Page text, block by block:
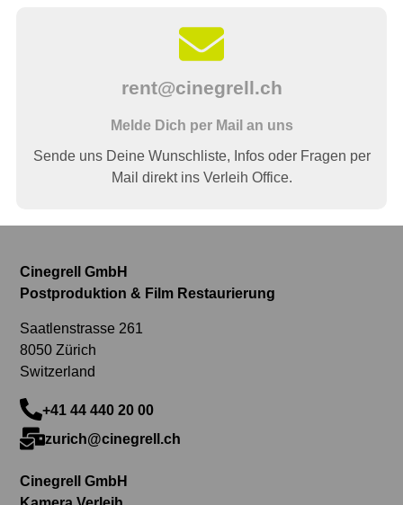
rent@cinegrell.ch
Melde Dich per Mail an uns
Sende uns Deine Wunschliste, Infos oder Fragen per
Mail direkt ins Verleih Office.
Cinegrell GmbH
Postproduktion & Film Restaurierung
Saatlenstrasse 261
8050 Zürich
Switzerland
+41 44 440 20 00
zurich@cinegrell.ch
Cinegrell GmbH